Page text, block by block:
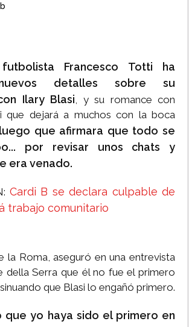
Francesco Totti ha
detalles sobre su
Ilary Blasi, y su romance con
que dejará a muchos con la boca
que afirmara que todo se
por revisar unos chats y
era venado.
Cardi B se declara culpable de
trabajo comunitario
la Roma, aseguró en una entrevista
della Serra que él no fue el primero
que Blasi lo engañó primero.
que yo haya sido el primero en